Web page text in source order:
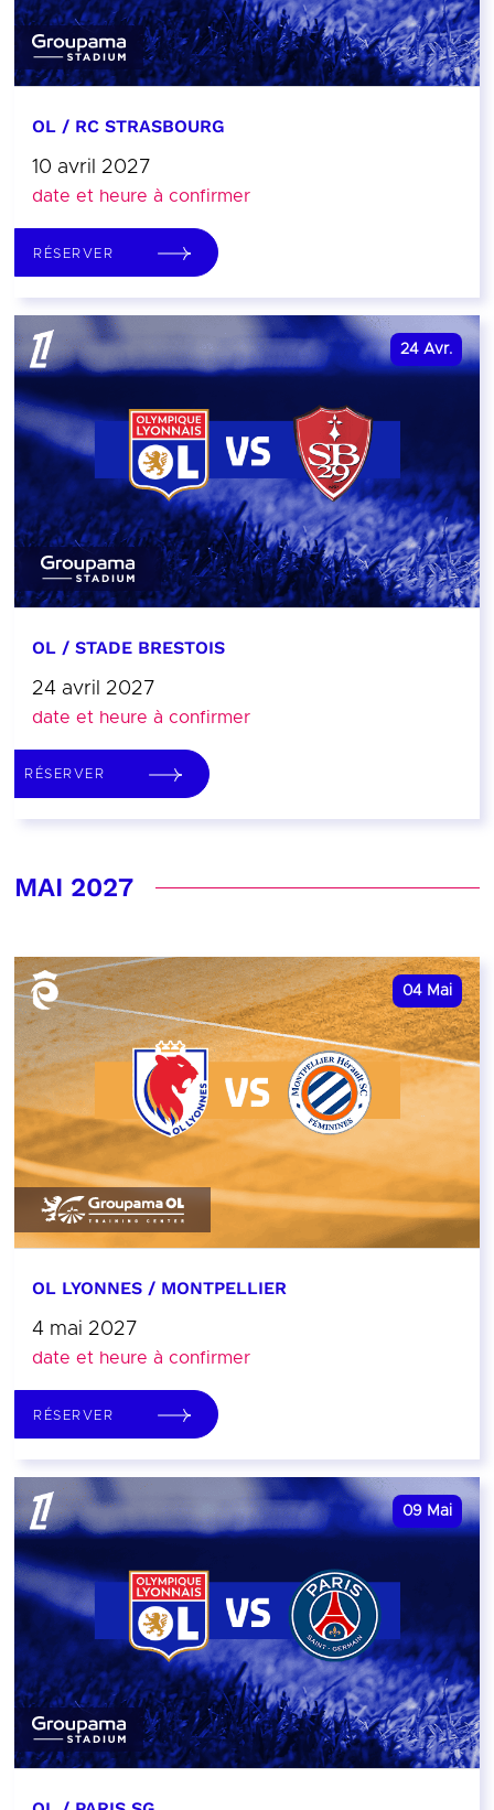
OL / RC STRASBOURG
10 avril 2027
date et heure à confirmer
RÉSERVER
24 Avr.
OL / STADE BRESTOIS
24 avril 2027
date et heure à confirmer
RÉSERVER
MAI 2027
04 Mai
OL LYONNES / MONTPELLIER
4 mai 2027
date et heure à confirmer
RÉSERVER
09 Mai